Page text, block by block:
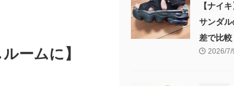
ームに】
【ナイ
サンダ
差で比較
2026/7/